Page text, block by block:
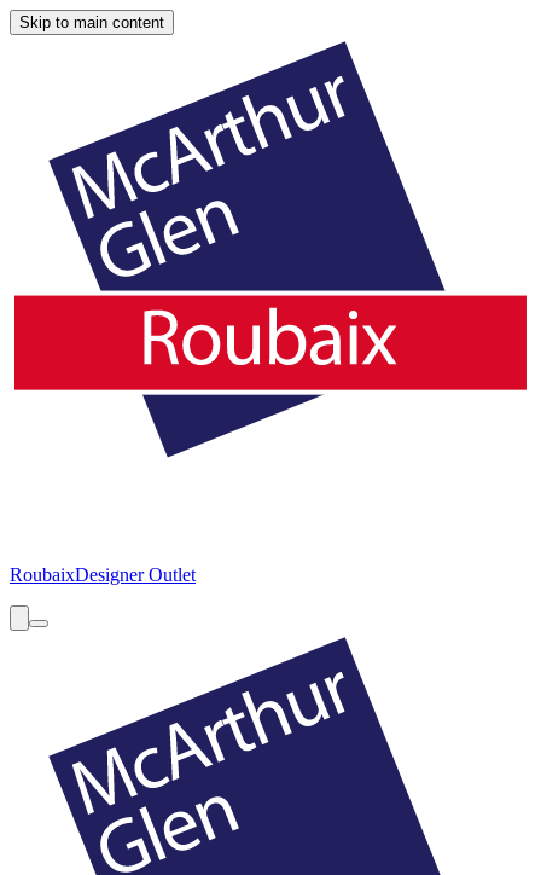
Skip to main content
RoubaixDesigner Outlet